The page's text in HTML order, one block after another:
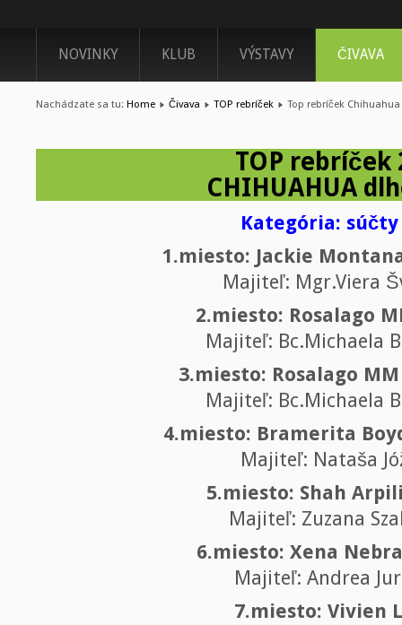
NOVINKY KLUB VÝSTAVY ČIVAVA
Nachádzate sa tu: Home Čivava TOP rebríček Top rebríček Chihuahua
TOP rebríček
CHIHUAHUA
Kategória: súčty
1.miesto: Jackie
Majiteľ: Mgr.Viera
2.miesto: Rosalago
Majiteľ: Bc.Michaela
3.miesto: Rosalago
Majiteľ: Bc.Michaela
4.miesto: Bramerita
Majiteľ: Nataša
5.miesto: Shah
Majiteľ: Zuzana
6.miesto: Xena
Majiteľ: Andrea
7.miesto: Vivien